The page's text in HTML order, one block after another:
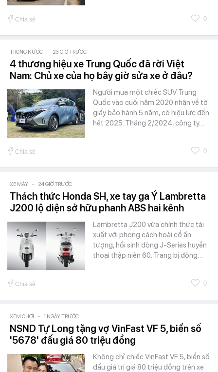
Chia sẻ 0
TRONG NƯỚC - 23 GIỜ TRƯỚC
4 thương hiệu xe Trung Quốc đã rời Việt
Nam: Chủ xe của họ bây giờ sửa xe ở đâu?
Người mua một chiếc SUV Trung
Quốc vào cuối năm 2020 nhận về tờ
giấy bảo hành 5 năm, có hiệu lực đến
hết 2025. Tháng 2/2024, công ty…
Chia sẻ 0
XE MÁY - 24 GIỜ TRƯỚC
Thách thức Honda SH, xe tay ga Ý Lambretta
J200 lộ diện sở hữu phanh ABS hai kênh
Lambretta J200 vừa chính thức tái
xuất với phong cách hoài cổ ấn
tượng, hồi sinh dòng J-Series huyền
thoại thập niên 60. Trang bị động…
Chia sẻ 0
XEM CHƠI - 1 NGÀY TRƯỚC
NSND Tự Long tặng vợ VinFast VF 5, biển số
'5678' đấu giá 80 triệu đồng
Không chỉ chiếc VinFast VF 5, biển số
đấu giá trị giá 80 triệu đồng trên xe